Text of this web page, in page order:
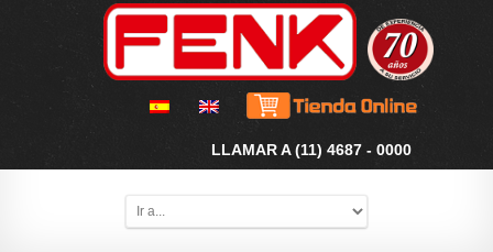
LLAMAR A (11) 4687 - 0000